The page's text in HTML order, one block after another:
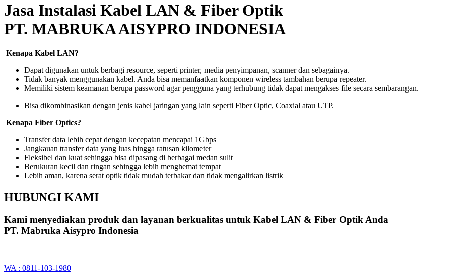
Jasa Instalasi Kabel LAN & Fiber Optik
PT. MABRUKA AISYPRO INDONESIA
Kenapa Kabel LAN?
Dapat digunakan untuk berbagi resource, seperti printer, media penyimpanan, scanner dan sebagainya.
Tidak banyak menggunakan kabel. Anda bisa memanfaatkan komponen wireless tambahan berupa repeater.
Memiliki sistem keamanan berupa password agar pengguna yang terhubung tidak dapat mengakses file secara sembarangan.
Bisa dikombinasikan dengan jenis kabel jaringan yang lain seperti Fiber Optic, Coaxial atau UTP.
Kenapa Fiber Optics?
Transfer data lebih cepat dengan kecepatan mencapai 1Gbps
Jangkauan transfer data yang luas hingga ratusan kilometer
Fleksibel dan kuat sehingga bisa dipasang di berbagai medan sulit
Berukuran kecil dan ringan sehingga lebih menghemat tempat
Lebih aman, karena serat optik tidak mudah terbakar dan tidak mengalirkan listrik
HUBUNGI KAMI
Kami menyediakan produk dan layanan berkualitas untuk Kabel LAN & Fiber Optik Anda
PT. Mabruka Aisypro Indonesia
WA : 0811-103-1980